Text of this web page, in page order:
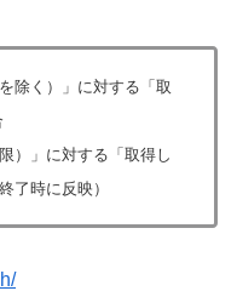
除く）」に対する「取
）」に対する「取得し
了時に反映）